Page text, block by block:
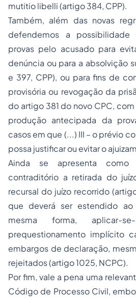
mutitio libelli (artigo 384, CPP).
Também, além das novas
defendemos a
provas pelo acusado para
denúncia ou para a absolvição
e 397, CPP), ou para fins de
provisória ou revogação da
do artigo 381 do novo CPC, com
produção antecipada da
casos em que (...) III – o prévio
possa justificar ou evitar o
Ainda se apresenta
contraditório a retirada do
recursal do juízo recorrido
que deverá ser estendido
mesma forma,
prequestionamento implícito
embargos de declaração,
rejeitados (artigo 1025, NCPC).
Por fim, vale a pena uma
Código de Processo Civil,